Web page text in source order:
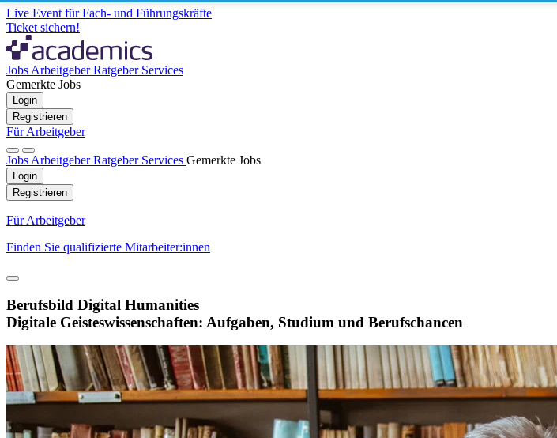
Live Event für Fach- und Führungskräfte
Ticket sichern!
Jobs ArbeitgeberRatgeber Services
Gemerkte Jobs
Login
Registrieren
Für Arbeitgeber
Jobs ArbeitgeberRatgeber Services Gemerkte Jobs
Login
Registrieren
Für Arbeitgeber
Finden Sie qualifizierte Mitarbeiter:innen
Berufsbild Digital Humanities
Digitale Geisteswissenschaften: Aufgaben, Studium und Berufschancen